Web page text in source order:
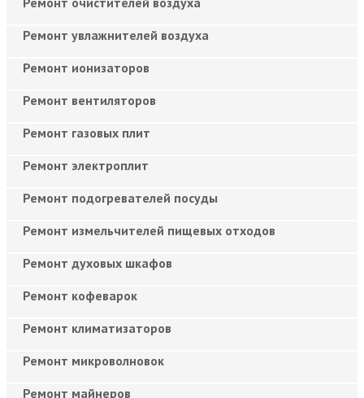
Ремонт увлажнителей воздуха
Ремонт ионизаторов
Ремонт вентиляторов
Ремонт газовых плит
Ремонт электроплит
Ремонт подогревателей посуды
Ремонт измельчителей пищевых отходов
Ремонт духовых шкафов
Ремонт кофеварок
Ремонт климатизаторов
Ремонт микроволновок
Ремонт майнеров